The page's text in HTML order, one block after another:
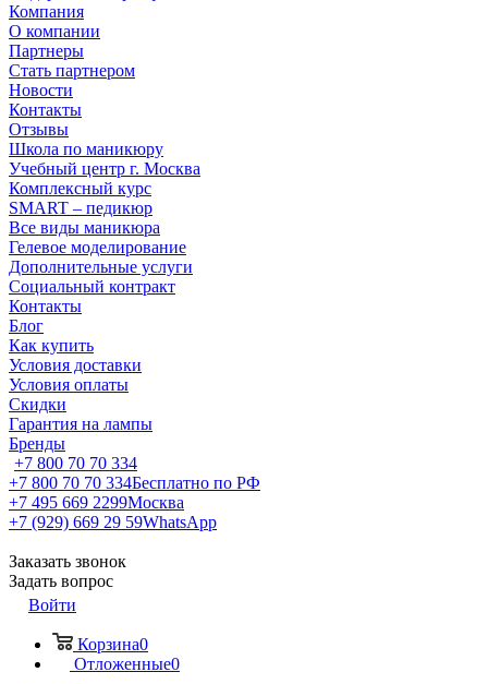
Компания
О компании
Партнеры
Стать партнером
Новости
Контакты
Отзывы
Школа по маникюру
Учебный центр г. Москва
Комплексный курс
SMART – педикюр
Все виды маникюра
Гелевое моделирование
Дополнительные услуги
Социальный контракт
Контакты
Блог
Как купить
Условия доставки
Условия оплаты
Скидки
Гарантия на лампы
Бренды
+7 800 70 70 334
+7 800 70 70 334Бесплатно по РФ
+7 495 669 2299Москва
+7 (929) 669 29 59WhatsApp
Заказать звонок
Задать вопрос
Войти
Корзина0
Отложенные0